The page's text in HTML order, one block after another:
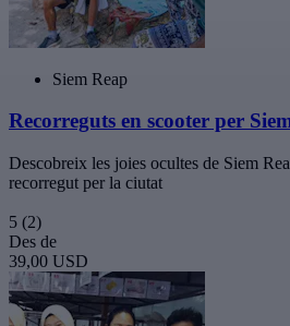
Siem Reap
Recorreguts en scooter per
Descobreix les joies ocultes de Siem
recorregut per la ciutat
5 (2)
Des de
39,00 USD